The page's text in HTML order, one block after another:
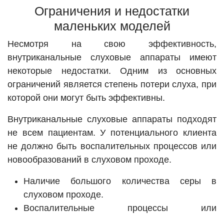
Ограничения и недостатки
маленьких моделей
Несмотря на свою эффективность,
внутриканальные слуховые аппараты имеют
некоторые недостатки. Одним из основных
ограничений является степень потери слуха, при
которой они могут быть эффективны.
Внутриканальные слуховые аппараты подходят
не всем пациентам. У потенциального клиента
не должно быть воспалительных процессов или
новообразований в слуховом проходе.
Наличие большого количества серы в
слуховом проходе.
Воспалительные процессы или